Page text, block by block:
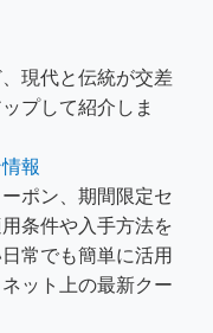
現代と伝統が交差
プして紹介しま
報
ポン、期間限定セ
条件や入手方法を
常でも簡単に活用
ット上の最新クー